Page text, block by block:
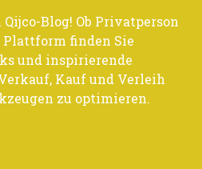
Blog! Ob Privatperson
Plattform finden Sie
und inspirierende
Kauf und Verleih
zu optimieren.